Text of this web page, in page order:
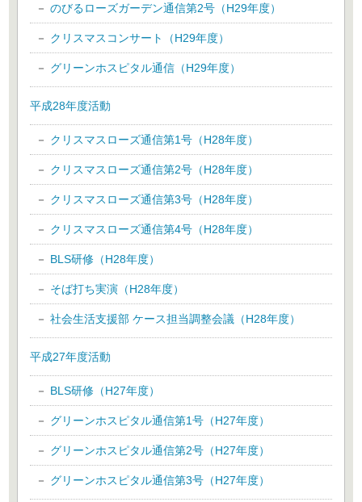
のびるローズガーデン通信第2号（H29年度）
クリスマスコンサート（H29年度）
グリーンホスピタル通信（H29年度）
平成28年度活動
クリスマスローズ通信第1号（H28年度）
クリスマスローズ通信第2号（H28年度）
クリスマスローズ通信第3号（H28年度）
クリスマスローズ通信第4号（H28年度）
BLS研修（H28年度）
そば打ち実演（H28年度）
社会生活支援部 ケース担当調整会議（H28年度）
平成27年度活動
BLS研修（H27年度）
グリーンホスピタル通信第1号（H27年度）
グリーンホスピタル通信第2号（H27年度）
グリーンホスピタル通信第3号（H27年度）